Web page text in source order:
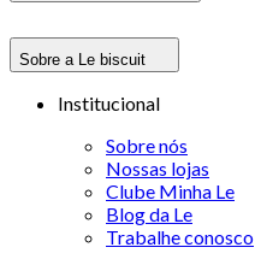
Sobre a Le biscuit
Institucional
Sobre nós
Nossas lojas
Clube Minha Le
Blog da Le
Trabalhe conosco